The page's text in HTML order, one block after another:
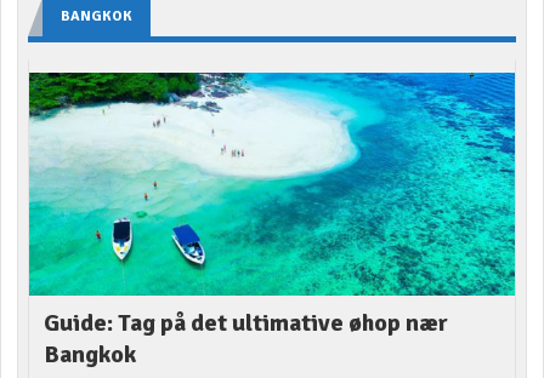
BANGKOK
Guide: Tag på det ultimative øhop nær
Bangkok